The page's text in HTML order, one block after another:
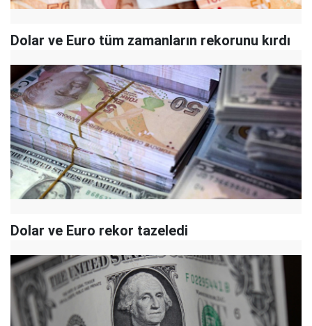
Dolar ve Euro tüm zamanların rekorunu kırdı
Dolar ve Euro rekor tazeledi